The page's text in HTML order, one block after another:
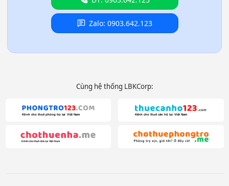
Zalo: 0903.642.123
Cùng hệ thống LBKCorp: